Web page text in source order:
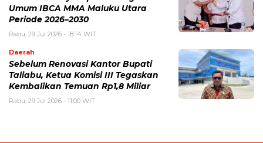
Umum IBCA MMA Maluku Utara
Periode 2026–2030
Rabu, 29 Jul 2026 - 18:14 WIT
Daerah
Sebelum Renovasi Kantor Bupati
Taliabu, Ketua Komisi III Tegaskan
Kembalikan Temuan Rp1,8 Miliar
Rabu, 29 Jul 2026 - 11:00 WIT